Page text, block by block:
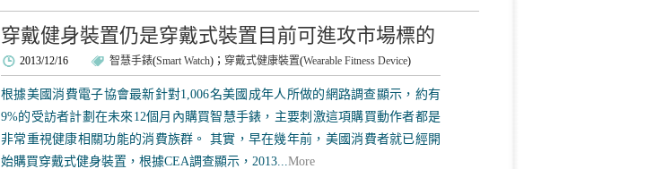
穿戴健身裝置仍是穿戴式裝置目前可進攻市場標的
2013/12/16 智慧手錶(Smart Watch)； 穿戴式健康裝置(Wearable Fitness Device)
根據美國消費電子協會最新針對1,006名美國成年人所做的網路調查顯示，約有
9%的受訪者計劃在未來12個月內購買智慧手錶，主要刺激這項購買動作者都是
非常重視健康相關功能的消費族群。 其實，早在幾年前，美國消費者就已經開
始購買穿戴式健身裝置，根據CEA調查顯示，2013...More